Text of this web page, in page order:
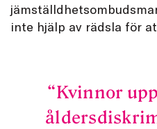
inte hjälp av rädsla för
Kvinnor